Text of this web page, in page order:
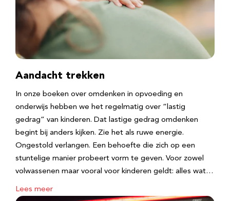
Aandacht trekken
In onze boeken over omdenken in opvoeding en
onderwijs hebben we het regelmatig over “lastig
gedrag” van kinderen. Dat lastige gedrag omdenken
begint bij anders kijken. Zie het als ruwe energie.
Ongestold verlangen. Een behoefte die zich op een
stuntelige manier probeert vorm te geven. Voor zowel
volwassenen maar vooral voor kinderen geldt: alles wat…
Lees meer